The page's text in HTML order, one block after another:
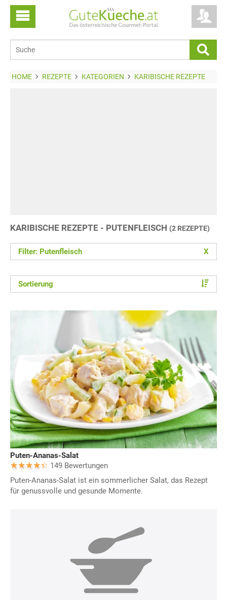
HOME REZEPTE KATEGORIEN KARIBISCHE REZEPTE
KARIBISCHE REZEPTE - PUTENFLEISCH (2 REZEPTE)
Filter: Putenfleisch X
Sortierung
Puten-Ananas-Salat
149 Bewertungen
Puten-Ananas-Salat ist ein sommerlicher Salat, das Rezept
für genussvolle und gesunde Momente.